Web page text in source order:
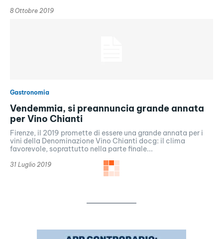
8 Ottobre 2019
Gastronomia
Vendemmia, si preannuncia grande annata
per Vino Chianti
Firenze, il 2019 promette di essere una grande annata per i
vini della Denominazione Vino Chianti docg: il clima
favorevole, soprattutto nella parte finale...
31 Luglio 2019